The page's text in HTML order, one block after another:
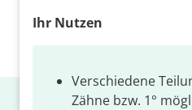
Ihr Nutzen
Verschiedene
Zähne bzw. 1°